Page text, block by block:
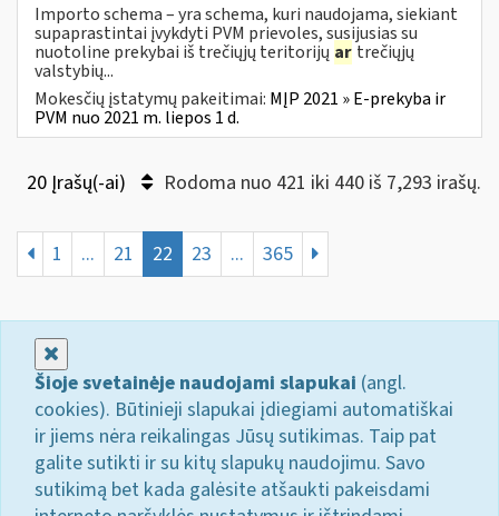
Importo schema – yra schema, kuri naudojama, siekiant
supaprastintai įvykdyti PVM prievoles, susijusias su
nuotoline prekybai iš trečiųjų teritorijų ar trečiųjų
valstybių...
Mokesčių įstatymų pakeitimai: MĮP 2021 » E-prekyba ir
PVM nuo 2021 m. liepos 1 d.
20 Įrašų(-ai) Rodoma nuo 421 iki 440 iš 7,293 irašų.
1 ... 21 22 23 ... 365
Šioje svetainėje naudojami slapukai (angl.
cookies). Būtinieji slapukai įdiegiami automatiškai
ir jiems nėra reikalingas Jūsų sutikimas. Taip pat
galite sutikti ir su kitų slapukų naudojimu. Savo
sutikimą bet kada galėsite atšaukti pakeisdami